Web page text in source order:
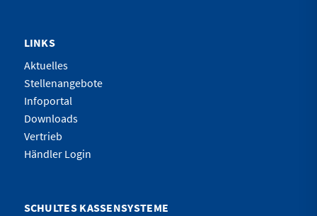
LINKS
Aktuelles
Stellenangebote
Infoportal
Downloads
Vertrieb
Händler Login
SCHULTES KASSENSYSTEME